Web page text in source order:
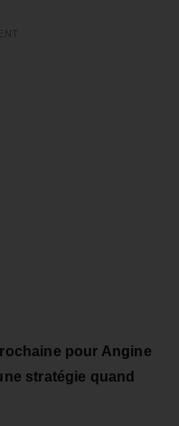
pour Angine
stratégie quand